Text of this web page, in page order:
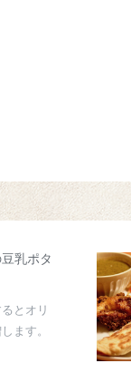
乳ポタ
とオリ
ます。